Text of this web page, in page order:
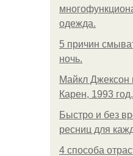
одежда.
5 причин
ночь.
Майкл Джексон
Карен, 1993 год.
Быстро и без
ресниц для
4 способа